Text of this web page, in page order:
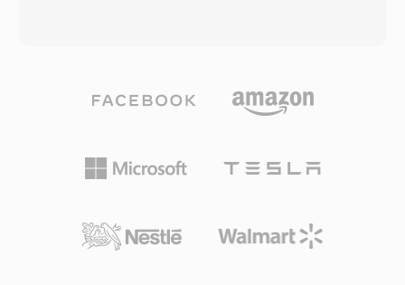
curta, uma característica importante para
transmissoes ao vivo onde a sincronizacao
MP2 pertinente décadas após a padronizacao:
vital para sinais over-the-air, atraso mínimo de
codificação adequado para cadeias de
otimizacao de fala do codec com às
de amostragem são suportadas — banda
estreita a 8 kHz, banda larga a 16 kHz é banda
codificação de taxa de bits variável que se